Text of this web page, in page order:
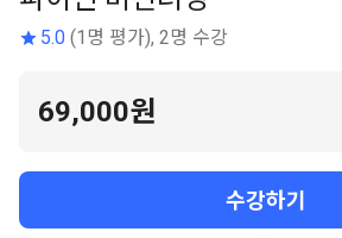
5.0 (1명 평가), 2명 수강
69,000원
수강하기